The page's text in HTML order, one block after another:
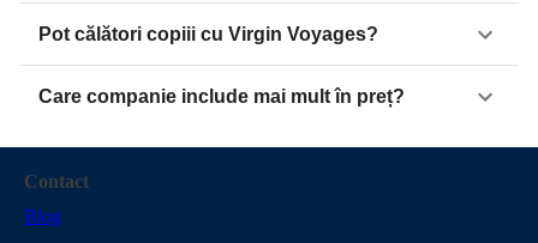
Pot călători copiii cu Virgin Voyages?
Care companie include mai mult în preț?
Contact
Blog